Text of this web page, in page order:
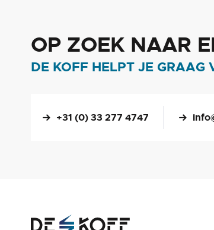
OP ZOEK NAAR
DE KOFF HELPT JE GRAAG
+31 (0) 33 277 4747